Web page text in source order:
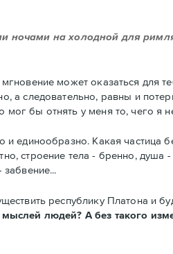
ночами на холодной для
может оказаться для
а следовательно, равны и
бы отнять у меня то, чего я
единообразно. Какая частица
строение тела - бренно, душа -
республику Платона и
людей? А без такого